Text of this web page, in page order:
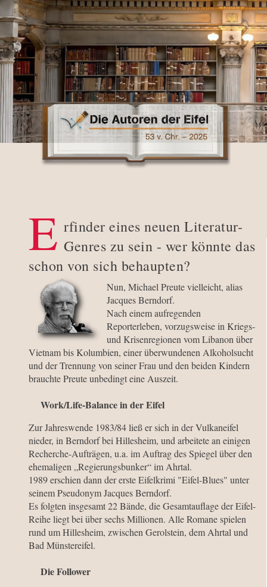
E rfinder eines neuen Literatur-
Genres zu sein - wer könnte das
schon von sich behaupten?
Nun, Michael Preute vielleicht, alias
Jacques Berndorf.
Nach einem aufregenden
Reporterleben, vorzugsweise in Kriegs-
und Krisenregionen vom Libanon über
Vietnam bis Kolumbien, einer überwundenen Alkoholsucht
und der Trennung von seiner Frau und den beiden Kindern
brauchte Preute unbedingt eine Auszeit.
Work/Life-Balance in der Eifel
Zur Jahreswende 1983/84 ließ er sich in der Vulkaneifel
nieder, in Berndorf bei Hillesheim, und arbeitete an einigen
Recherche-Aufträgen, u.a. im Auftrag des Spiegel über den
ehemaligen „Regierungsbunker“ im Ahrtal.
1989 erschien dann der erste Eifelkrimi "Eifel-Blues" unter
seinem Pseudonym Jacques Berndorf.
Es folgten insgesamt 22 Bände, die Gesamtauflage der Eifel-
Reihe liegt bei über sechs Millionen. Alle Romane spielen
rund um Hillesheim, zwischen Gerolstein, dem Ahrtal und
Bad Münstereifel.
Die Follower